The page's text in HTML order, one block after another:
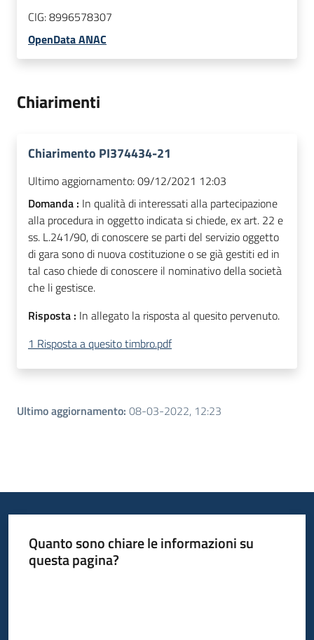
CIG:8996578307
OpenData ANAC
Chiarimenti
Chiarimento PI374434-21
Ultimo aggiornamento:09/12/2021 12:03
Domanda : In qualità di interessati alla partecipazione
alla procedura in oggetto indicata si chiede, ex art. 22 e
ss. L.241/90, di conoscere se parti del servizio oggetto
di gara sono di nuova costituzione o se già gestiti ed in
tal caso chiede di conoscere il nominativo della società
che li gestisce.
Risposta : In allegato la risposta al quesito pervenuto.
1 Risposta a quesito timbro.pdf
Ultimo aggiornamento: 08-03-2022, 12:23
Quanto sono chiare le informazioni su
questa pagina?